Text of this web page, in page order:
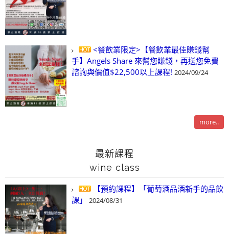
<餐飲業限定>【餐飲業最佳賺錢幫
手】Angels Share 來幫您賺錢，再送您免費
諮詢與價值$22,500以上課程! 2024/09/24
more..
最新課程
wine class
【預約課程】「葡萄酒品酒新手的品飲
課」
2024/08/31